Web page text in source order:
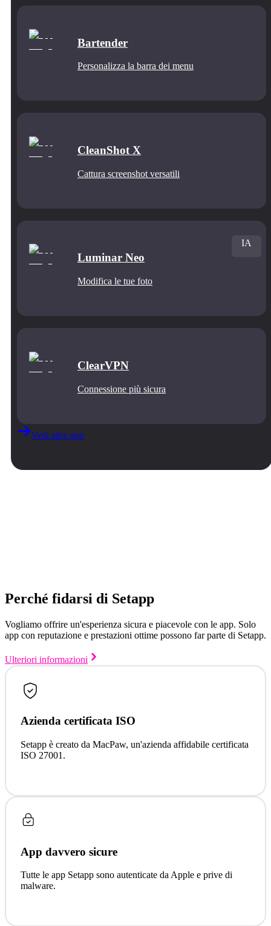
Bartender
Personalizza la barra dei menu
CleanShot X
Cattura screenshot versatili
Luminar Neo
Modifica le tue foto
IA
ClearVPN
Connessione più sicura
Vedi altre app
Perché fidarsi di Setapp
Vogliamo offrire un'esperienza sicura e piacevole con le app. Solo
app con reputazione e prestazioni ottime possono far parte di Setapp.
Ulteriori informazioni
Azienda certificata ISO
Setapp è creato da MacPaw, un'azienda affidabile certificata
ISO 27001.
App davvero sicure
Tutte le app Setapp sono autenticate da Apple e prive di
malware.